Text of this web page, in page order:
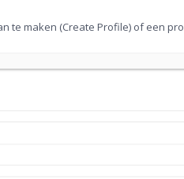
te maken (Create Profile) of een